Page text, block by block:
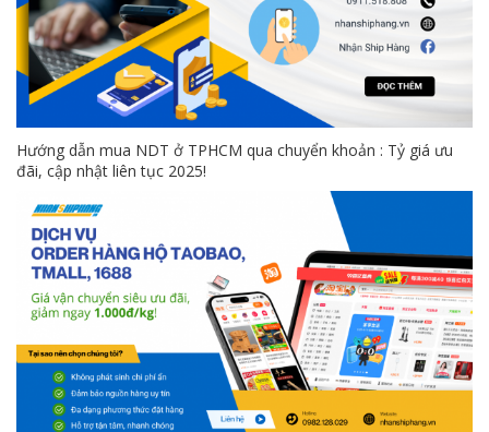
Hướng dẫn mua NDT ở TPHCM qua chuyển khoản : Tỷ giá ưu
đãi, cập nhật liên tục 2025!